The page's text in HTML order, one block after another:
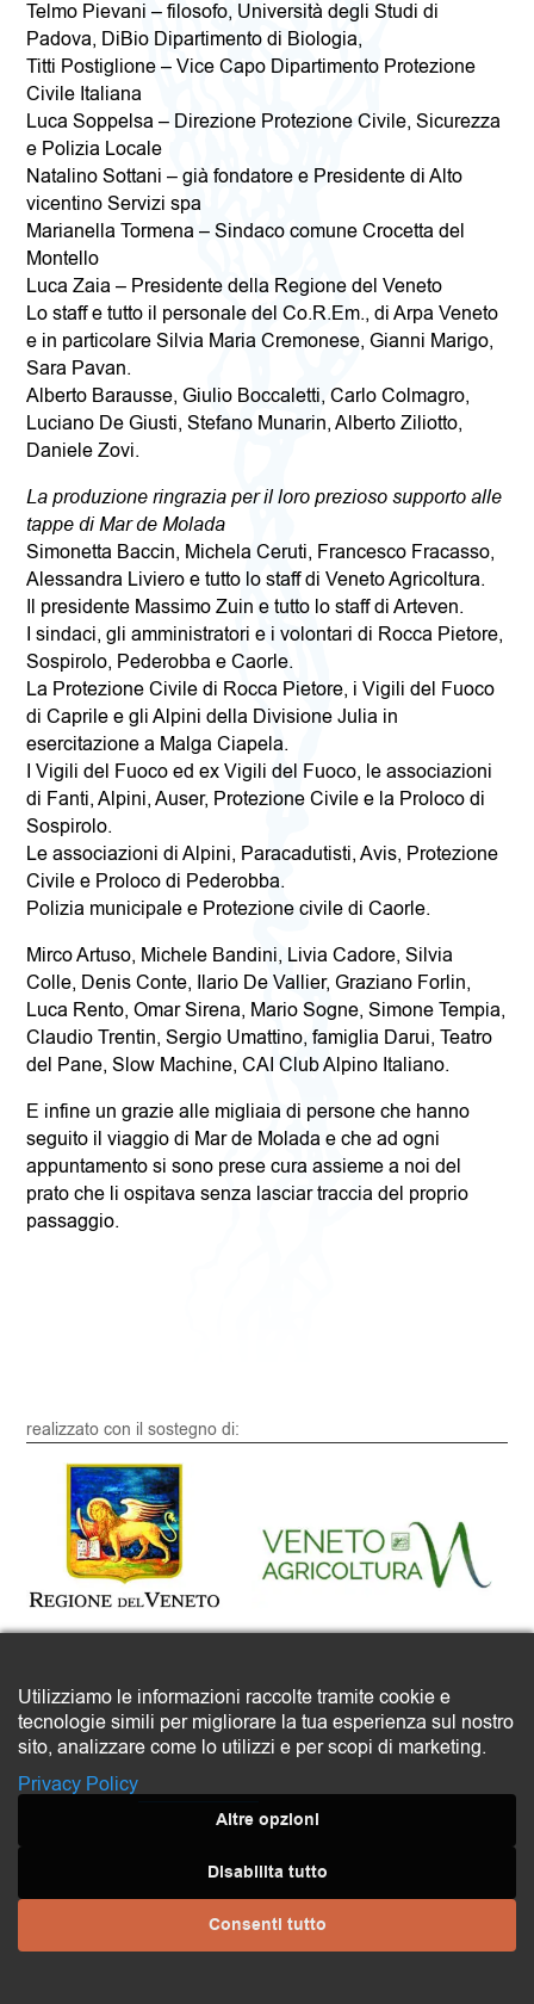
Telmo Pievani – filosofo, Università degli Studi di
Padova, DiBio Dipartimento di Biologia,
Titti Postiglione – Vice Capo Dipartimento Protezione
Civile Italiana
Luca Soppelsa – Direzione Protezione Civile, Sicurezza
e Polizia Locale
Natalino Sottani – già fondatore e Presidente di Alto
vicentino Servizi spa
Marianella Tormena – Sindaco comune Crocetta del
Montello
Luca Zaia – Presidente della Regione del Veneto
Lo staff e tutto il personale del Co.R.Em., di Arpa Veneto
e in particolare Silvia Maria Cremonese, Gianni Marigo,
Sara Pavan.
Alberto Barausse, Giulio Boccaletti, Carlo Colmagro,
Luciano De Giusti, Stefano Munarin, Alberto Ziliotto,
Daniele Zovi.
La produzione ringrazia per il loro prezioso supporto alle
tappe di Mar de Molada
Simonetta Baccin, Michela Ceruti, Francesco Fracasso,
Alessandra Liviero e tutto lo staff di Veneto Agricoltura.
Il presidente Massimo Zuin e tutto lo staff di Arteven.
I sindaci, gli amministratori e i volontari di Rocca Pietore,
Sospirolo, Pederobba e Caorle.
La Protezione Civile di Rocca Pietore, i Vigili del Fuoco
di Caprile e gli Alpini della Divisione Julia in
esercitazione a Malga Ciapela.
I Vigili del Fuoco ed ex Vigili del Fuoco, le associazioni
di Fanti, Alpini, Auser, Protezione Civile e la Proloco di
Sospirolo.
Le associazioni di Alpini, Paracadutisti, Avis, Protezione
Civile e Proloco di Pederobba.
Polizia municipale e Protezione civile di Caorle.
Mirco Artuso, Michele Bandini, Livia Cadore, Silvia
Colle, Denis Conte, Ilario De Vallier, Graziano Forlin,
Luca Rento, Omar Sirena, Mario Sogne, Simone Tempia,
Claudio Trentin, Sergio Umattino, famiglia Darui, Teatro
del Pane, Slow Machine, CAI Club Alpino Italiano.
E infine un grazie alle migliaia di persone che hanno
seguito il viaggio di Mar de Molada e che ad ogni
appuntamento si sono prese cura assieme a noi del
prato che li ospitava senza lasciar traccia del proprio
passaggio.
realizzato con il sostegno di:
prodotto da:
Utilizziamo le informazioni raccolte tramite cookie e
tecnologie simili per migliorare la tua esperienza sul nostro
sito, analizzare come lo utilizzi e per scopi di marketing.
Privacy Policy
Altre opzioni
Disabilita tutto
Consenti tutto